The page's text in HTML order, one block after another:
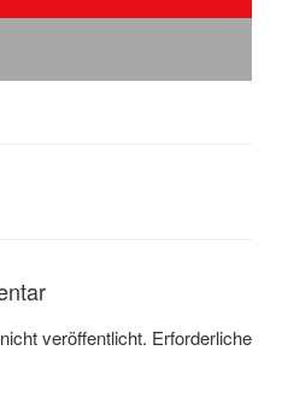
veröffentlicht. Erforderliche